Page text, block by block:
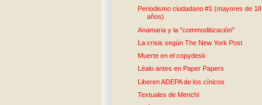
Periodismo ciudadano #1 (mayores de 18
años)
Anamaria y la "commoditización"
La crisis según The New York Post
Muerte en el copydesk
Léalo antes en Paper Papers
Liberen ADEPA de los cínicos
Textuales de Menchi